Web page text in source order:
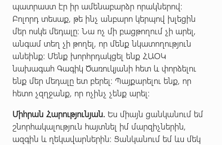
պատրաստ էր իր ամենաբարձր որակներով:
Բոլորդ տեսաք, թե ինչ անբարո կերպով խլեցին
մեր ոսկե մեդալը: Նա ոչ մի բացթողում չի արել,
անգամ տեղ չի թողել, որ մենք նկատողություն
անեինք: Մենք խորհրդակցել ենք ՀԱՕԿ
նախագահ Գագիկ Ծառուկյանի հետ և փորձելու
ենք մեր մեդալը ետ բերել: Պայքարելու ենք, որ
հետո չզղջանք, որ ոչինչ չենք արել:
Միհրան Հարությունյան.Ես միայն ցանկանում եմ
շնորհակալություն հայտնել իմ մարզիչներին,
ազգին և ղեկավարներին: Ցանկանում եմ ևս մեկ